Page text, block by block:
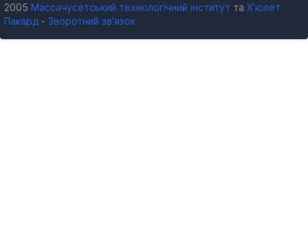
2005 Массачусетський технологічний інститут та Х’юлет
Пакард - Зворотний зв’язок